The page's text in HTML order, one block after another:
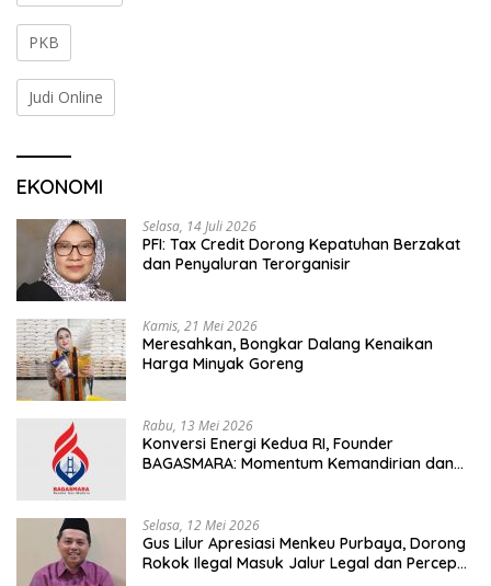
PKB
Judi Online
EKONOMI
Selasa, 14 Juli 2026
PFI: Tax Credit Dorong Kepatuhan Berzakat
dan Penyaluran Terorganisir
Kamis, 21 Mei 2026
Meresahkan, Bongkar Dalang Kenaikan
Harga Minyak Goreng
Rabu, 13 Mei 2026
Konversi Energi Kedua RI, Founder
BAGASMARA: Momentum Kemandirian dan
Selasa, 12 Mei 2026
Gus Lilur Apresiasi Menkeu Purbaya, Dorong
Rokok Ilegal Masuk Jalur Legal dan Percepat